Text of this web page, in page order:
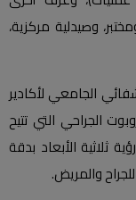
ومختبر، وصيدلية مركزية،
الجامعي لأكادير
الجراحي التي تتيح
ثلاثية الأبعاد بدقة
والمريض.